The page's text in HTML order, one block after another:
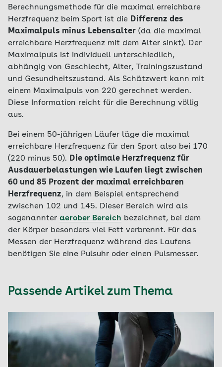
Berechnungsmethode für die maximal erreichbare
Herzfrequenz beim Sport ist die Differenz des
Maximalpuls minus Lebensalter (da die maximal
erreichbare Herzfrequenz mit dem Alter sinkt). Der
Maximalpuls ist individuell unterschiedlich,
abhängig von Geschlecht, Alter, Trainingszustand
und Gesundheitszustand. Als Schätzwert kann mit
einem Maximalpuls von 220 gerechnet werden.
Diese Information reicht für die Berechnung völlig
aus.
Bei einem 50-jährigen Läufer läge die maximal
erreichbare Herzfrequenz für den Sport also bei 170
(220 minus 50). Die optimale Herzfrequenz für
Ausdauerbelastungen wie Laufen liegt zwischen
60 und 85 Prozent der maximal erreichbaren
Herzfrequenz, in dem Beispiel entsprechend
zwischen 102 und 145. Dieser Bereich wird als
sogenannter aerober Bereich bezeichnet, bei dem
der Körper besonders viel Fett verbrennt. Für das
Messen der Herzfrequenz während des Laufens
benötigen Sie eine Pulsuhr oder einen Pulsmesser.
Passende Artikel zum Thema